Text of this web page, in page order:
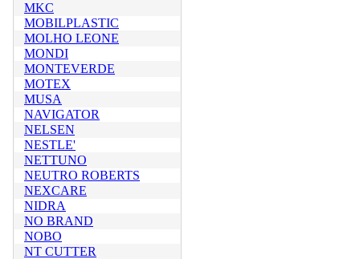
MKC
MOBILPLASTIC
MOLHO LEONE
MONDI
MONTEVERDE
MOTEX
MUSA
NAVIGATOR
NELSEN
NESTLE'
NETTUNO
NEUTRO ROBERTS
NEXCARE
NIDRA
NO BRAND
NOBO
NT CUTTER